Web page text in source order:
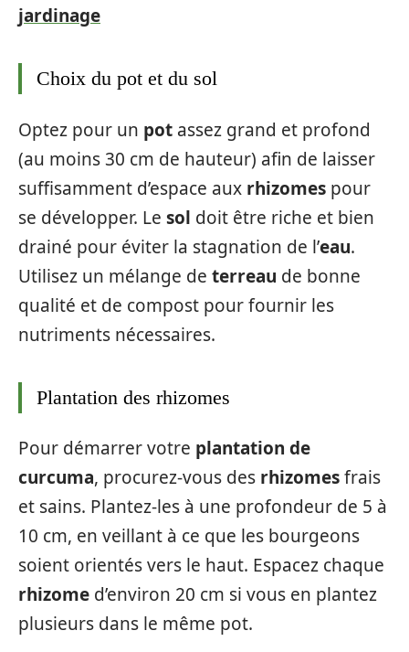
jardinage
Choix du pot et du sol
Optez pour un pot assez grand et profond
(au moins 30 cm de hauteur) afin de laisser
suffisamment d’espace aux rhizomes pour
se développer. Le sol doit être riche et bien
drainé pour éviter la stagnation de l’eau.
Utilisez un mélange de terreau de bonne
qualité et de compost pour fournir les
nutriments nécessaires.
Plantation des rhizomes
Pour démarrer votre plantation de
curcuma, procurez-vous des rhizomesfrais
et sains. Plantez-les à une profondeur de 5 à
10 cm, en veillant à ce que les bourgeons
soient orientés vers le haut. Espacez chaque
rhizome d’environ 20 cm si vous en plantez
plusieurs dans le même pot.